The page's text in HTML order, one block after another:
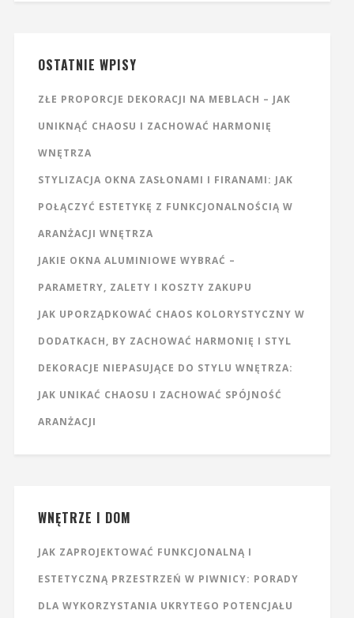
OSTATNIE WPISY
ZŁE PROPORCJE DEKORACJI NA MEBLACH – JAK
UNIKNĄĆ CHAOSU I ZACHOWAĆ HARMONIĘ
WNĘTRZA
STYLIZACJA OKNA ZASŁONAMI I FIRANAMI: JAK
POŁĄCZYĆ ESTETYKĘ Z FUNKCJONALNOŚCIĄ W
ARANŻACJI WNĘTRZA
JAKIE OKNA ALUMINIOWE WYBRAĆ –
PARAMETRY, ZALETY I KOSZTY ZAKUPU
JAK UPORZĄDKOWAĆ CHAOS KOLORYSTYCZNY W
DODATKACH, BY ZACHOWAĆ HARMONIĘ I STYL
DEKORACJE NIEPASUJĄCE DO STYLU WNĘTRZA:
JAK UNIKAĆ CHAOSU I ZACHOWAĆ SPÓJNOŚĆ
ARANŻACJI
WNĘTRZE I DOM
JAK ZAPROJEKTOWAĆ FUNKCJONALNĄ I
ESTETYCZNĄ PRZESTRZEŃ W PIWNICY: PORADY
DLA WYKORZYSTANIA UKRYTEGO POTENCJAŁU